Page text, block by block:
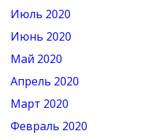
Июль 2020
Июнь 2020
Май 2020
Апрель 2020
Март 2020
Февраль 2020